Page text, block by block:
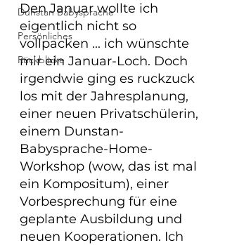
Dunstan Babysprache
Persönliches
Rückblicke
Den Januar wollte ich
eigentlich nicht so
vollpacken ... ich wünschte
mir ein Januar-Loch. Doch
irgendwie ging es ruckzuck
los mit der Jahresplanung,
einer neuen Privatschülerin,
einem Dunstan-
Babysprache-Home-
Workshop (wow, das ist mal
ein Kompositum), einer
Vorbesprechung für eine
geplante Ausbildung und
neuen Kooperationen. Ich